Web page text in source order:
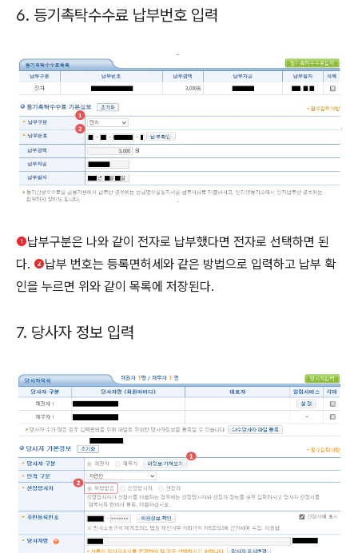
6. 등기촉탁수수료 납부번호 입력
❶납부구분은 나와 같이 전자로 납부했다면 전자로 선택하면 된
다. ❷납부 번호는 등록면허세와 같은 방법으로 입력하고 납부 확
인을 누르면 위와 같이 목록에 저장된다.
7. 당사자 정보 입력